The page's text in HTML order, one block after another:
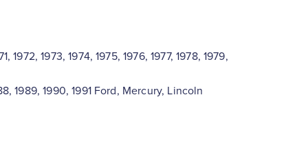
1972, 1973, 1974, 1975, 1976, 1977, 1978, 1979,
1989, 1990, 1991 Ford, Mercury, Lincoln